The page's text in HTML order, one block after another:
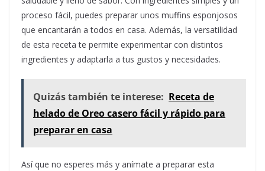
proceso fácil, puedes preparar unos muffins esponjosos
que encantarán a todos en casa. Además, la versatilidad
de esta receta te permite experimentar con distintos
ingredientes y adaptarla a tus gustos y necesidades.
Quizás también te interese: Receta de
helado de Oreo casero fácil y rápido para
preparar en casa
Así que no esperes más y anímate a preparar esta